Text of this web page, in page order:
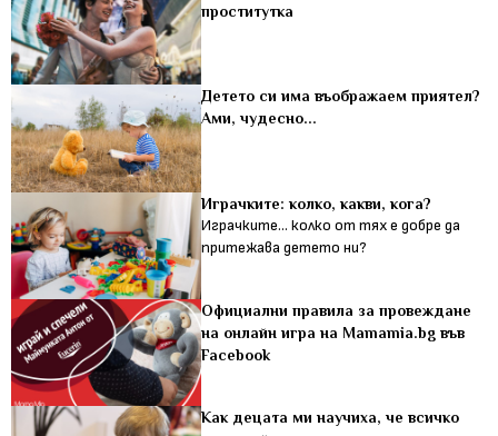
проститутка
Детето си има въображаем приятел?
Ами, чудесно...
Играчките: колко, какви, кога?
Играчките... колко от тях е добре да
притежава детето ни?
Официални правила за провеждане
на онлайн игра на Мamamia.bg във
Facebook
Как децата ми научиха, че всичко